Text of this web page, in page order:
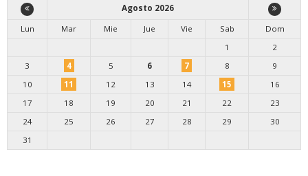
Agosto 2026
Lun
Mar Mie Jue Vie Sab
Dom
1
2
3
4 5 6 7 8
9
10
11 12 13 14 15
16
17
18 19 20 21 22
23
24
25 26 27 28 29
30
31